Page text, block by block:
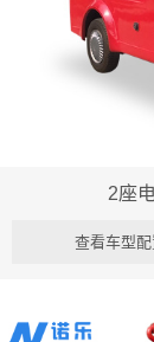
2座
查看车型配